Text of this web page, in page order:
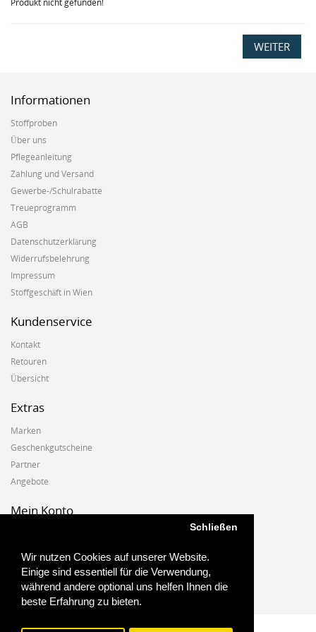
Wir nutzen Cookies auf unserer Website.
Einige sind essentiell für die Verwendung,
während andere optional uns helfen Ihnen die
beste Erfahrung zu bieten.
Schließen
Produkt nicht gefunden!
WEITER
Informationen
Stoffproben
Über uns
Pflegeanleitung
Zahlung und Versand
Gewerbe-/Schulrabatte
Treueprogramm
AGB
Datenschutzerklärung
Widerrufsbelehrung
Impressum
Stoffgeschäft in Wien
Kundenservice
Kontakt
Retouren
Übersicht
Extras
Marken
Geschenkgutscheine
Partner
Angebote
Mein Konto
Auftragshistorie
Wunschzettel
Newsletter